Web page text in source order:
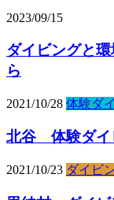
2023/09/15
ダイビングと
ら
2021/10/28 体験ダ
北谷 体験ダイ
2021/10/23 ダイビ